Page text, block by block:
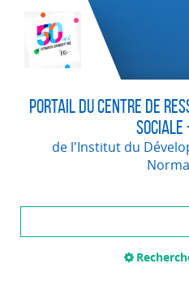
Portail du Centre de
Sociale
de l'Institut du